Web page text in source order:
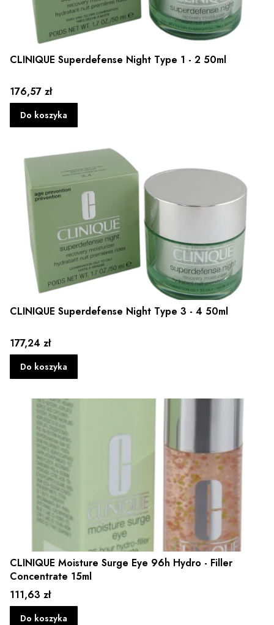
CLINIQUE Superdefense Night Type 1 - 2 50ml
Cena
176,57 zł
Do koszyka
CLINIQUE Superdefense Night Type 3 - 4 50ml
Cena
177,24 zł
Do koszyka
CLINIQUE Moisture Surge Eye 96h Hydro - Filler
Concentrate 15ml
Cena
111,63 zł
Do koszyka